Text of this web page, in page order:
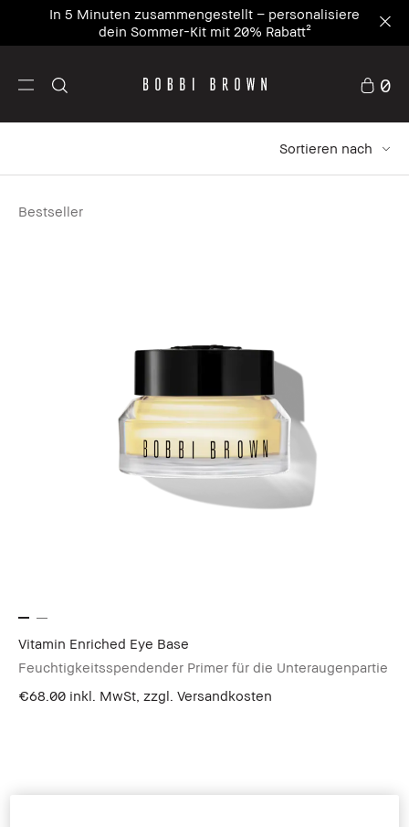
In 5 Minuten zusammengestellt – personalisiere
dein Sommer-Kit mit 20% Rabatt²
0
Sortieren nach
Bestseller
Vitamin Enriched Eye Base
Feuchtigkeitsspendender Primer für die Unteraugenpartie
€68.00 inkl. MwSt, zzgl. Versandkosten